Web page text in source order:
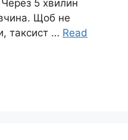
5 хвилин
Щоб не
таксист … Read